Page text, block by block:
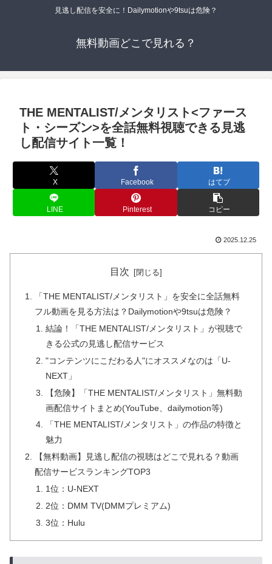
見逃し配信を安全に！Dailymotionや9tsuは危険？
無料動画どこで見れる？
THE MENTALIST/メンタリスト<ファース
ト・シーズン>を全話無料視聴できる見逃
し配信サイト一覧！
X Facebook はてブ
LINE Pinterest コピー
2025.12.25
目次
「THE MENTALIST/メンタリスト」を安全に全話無料
フル動画を見る方法は？Dailymotionや9tsuは危険？
結論！「THE MENTALIST/メンタリスト」が視聴で
きる公式の見逃し配信サービス
"コンテンツにこだわる人"にオススメなのは「U-
NEXT」
【危険】「THE MENTALIST/メンタリスト」無料動
画配信サイトまとめ(YouTube、dailymotion等)
「THE MENTALIST/メンタリスト」の作品の特徴と
魅力
【無料動画】見逃し配信の視聴はどこで見れる？動画
配信サービスランキングTOP3
1位：U-NEXT
2位：DMM TV(DMMプレミアム)
3位：Hulu